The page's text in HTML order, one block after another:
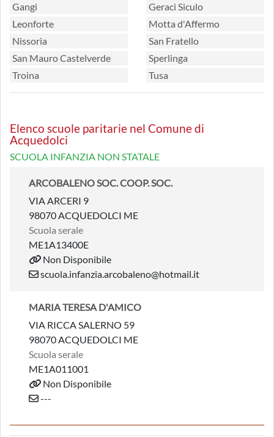
Gangi
Geraci Siculo
Leonforte
Motta d'Affermo
Nissoria
San Fratello
San Mauro Castelverde
Sperlinga
Troina
Tusa
Elenco scuole paritarie nel Comune di
Acquedolci
SCUOLA INFANZIA NON STATALE
ARCOBALENO SOC. COOP. SOC.
VIA ARCERI 9
98070 ACQUEDOLCI ME
Scuola serale
ME1A13400E
Non Disponibile
scuola.infanzia.arcobaleno@hotmail.it
MARIA TERESA D'AMICO
VIA RICCA SALERNO 59
98070 ACQUEDOLCI ME
Scuola serale
ME1A011001
Non Disponibile
---